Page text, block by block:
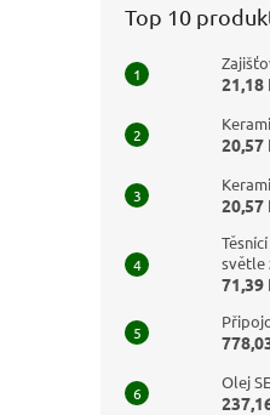
Top 10
21,18
20,57
20,57
světle
71,39
Olej